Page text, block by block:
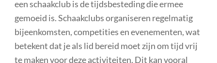
een schaakclub is de tijdsbesteding die ermee
gemoeid is. Schaakclubs organiseren regelmatig
bijeenkomsten, competities en evenementen, wat
betekent dat je als lid bereid moet zijn om tijd vrij
te maken voor deze activiteiten. Dit kan vooral